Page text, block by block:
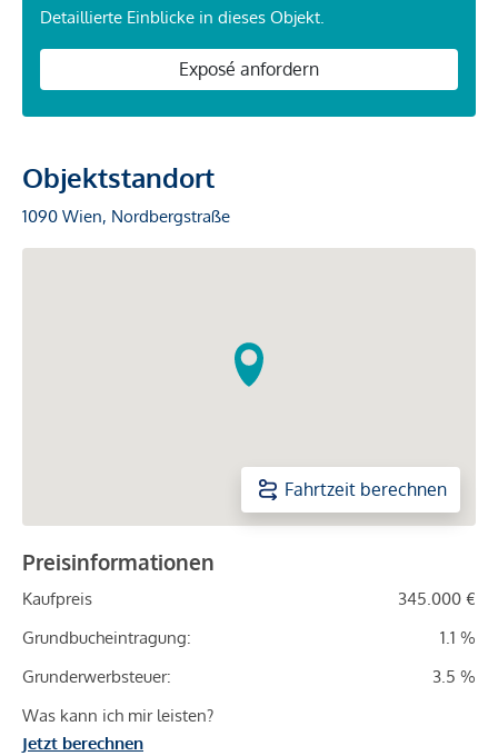
Detaillierte Einblicke in dieses Objekt.
Exposé anfordern
Objektstandort
1090 Wien, Nordbergstraße
Fahrtzeit berechnen
Preisinformationen
Kaufpreis
345.000 €
Grundbucheintragung:
1.1 %
Grunderwerbsteuer:
3.5 %
Was kann ich mir leisten?
Jetzt berechnen